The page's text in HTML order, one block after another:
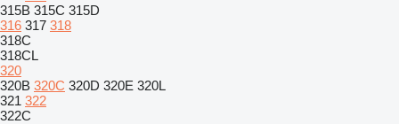
315B 315C 315D
316 317 318
318C
318CL
320
320B 320C 320D 320E 320L
321 322
322C